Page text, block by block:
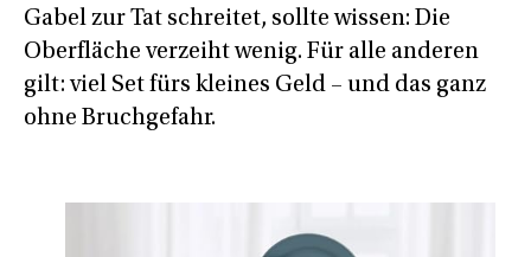
Gabel zur Tat schreitet, sollte wissen: Die
Oberfläche verzeiht wenig. Für alle anderen
gilt: viel Set fürs kleines Geld – und das ganz
ohne Bruchgefahr.